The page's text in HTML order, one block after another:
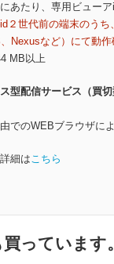
あたり、専用ビュー
２世代前の端末のうち
Nexusなど）にて動
MB以上
型配信サービス（買切
でのWEBブラウザに
細はこちら
っています。